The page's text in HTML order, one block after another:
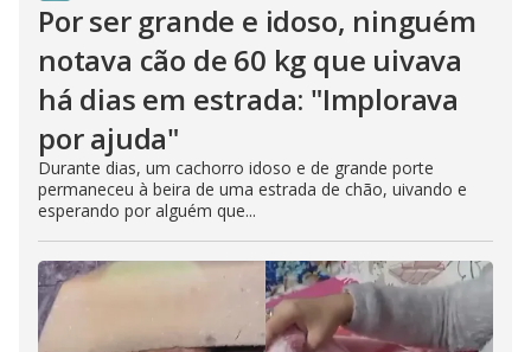
Por ser grande e idoso, ninguém
notava cão de 60 kg que uivava
há dias em estrada: "Implorava
por ajuda"
Durante dias, um cachorro idoso e de grande porte
permaneceu à beira de uma estrada de chão, uivando e
esperando por alguém que...